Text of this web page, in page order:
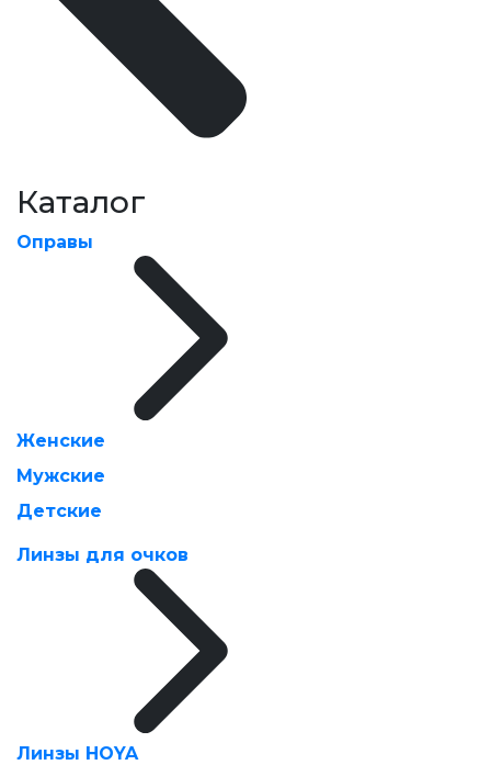
Каталог
Оправы
Женские
Мужские
Детские
Линзы для очков
Линзы HOYA